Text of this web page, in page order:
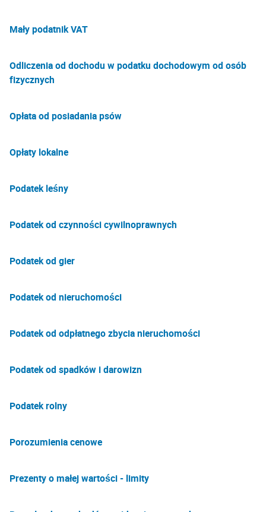
Mały podatnik VAT
Odliczenia od dochodu w podatku dochodowym od osób
fizycznych
Opłata od posiadania psów
Opłaty lokalne
Podatek leśny
Podatek od czynności cywilnoprawnych
Podatek od gier
Podatek od nieruchomości
Podatek od odpłatnego zbycia nieruchomości
Podatek od spadków i darowizn
Podatek rolny
Porozumienia cenowe
Prezenty o małej wartości - limity